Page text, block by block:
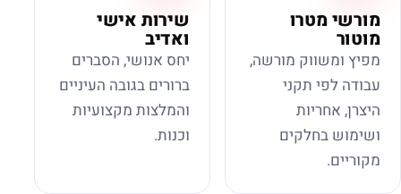
מורשי מטרו
מוטור
מפיץ ומשווק מורשה,
עבודה לפי תקני
היצרן, אחריות
ושימוש בחלקים
מקוריים.
שירות אישי
ואדיב
יחס אנושי, הסברים
ברורים בגובה העיניים
והמלצות מקצועיות
וכנות.